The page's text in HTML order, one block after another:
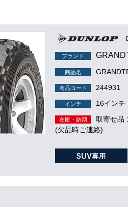
ブランド
商品名
商品コード 244931
インチ 16インチ
在庫・納期
取寄せ品
(欠品時ご連絡)